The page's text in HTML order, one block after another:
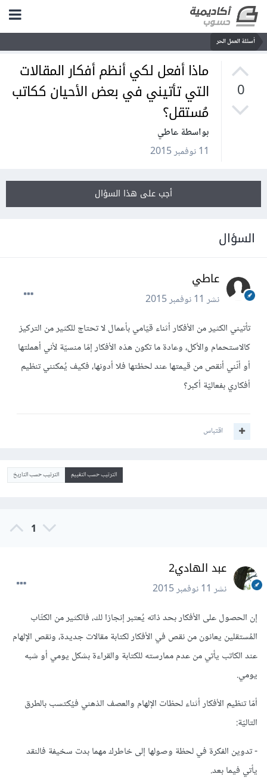
أسئلة العمل الحر
0
ماذا أفعل لكي أنظم أفكار المقالات
التي تأتيني في بعض الأحيان ككاتب
مُستقل؟
بواسطة عاطي
11 نوفمبر 2015
أجب على هذا السؤال
السؤال
عاطي
نشر11 نوفمبر 2015
تأتيني الكثير من الأفكار أثناء قيّامي بأعمال لا تحتاج للكثير من التركيز
كالاستحمام والأكل، وعادة ما تكون هذه الأفكار إمّا منسيّة لأني أهملتها
أو أنّني أنقص من قيمتها عند لحظتها فلا أدونها، فكيف يُمكنني تنظيم
أفكاري بفعاليّة أكبر؟
اقتباس
الترتيب حسب التقييم الترتيب حسب التاريخ
1
عبد الهادي2
نشر11 نوفمبر 2015
إن الحصول على الأفكار بحد ذاته يُعتبر إنجازا لك، فالكثير من الكتّاب
المُستقلين يعانون من نقص في الأفكار لكتابة مقالات جديدة، ونقص الإلهام
عند الكاتب يأتي من عدم ممارسته للكتابة والقراءة بشكل يومي أو شبه
يومي.
أمّا تنظيم الأفكار أثناء لحظات الإلهام والعصف الذهني فيُكتسب بالطرق
التاليّة:
- تدوين الفكرة في لحظة وصولها إلى خاطرك مهما بدت سخيفة فالنقد
يأتي فيما بعد.